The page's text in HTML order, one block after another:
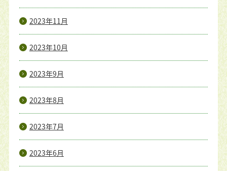
2023年11月
2023年10月
2023年9月
2023年8月
2023年7月
2023年6月